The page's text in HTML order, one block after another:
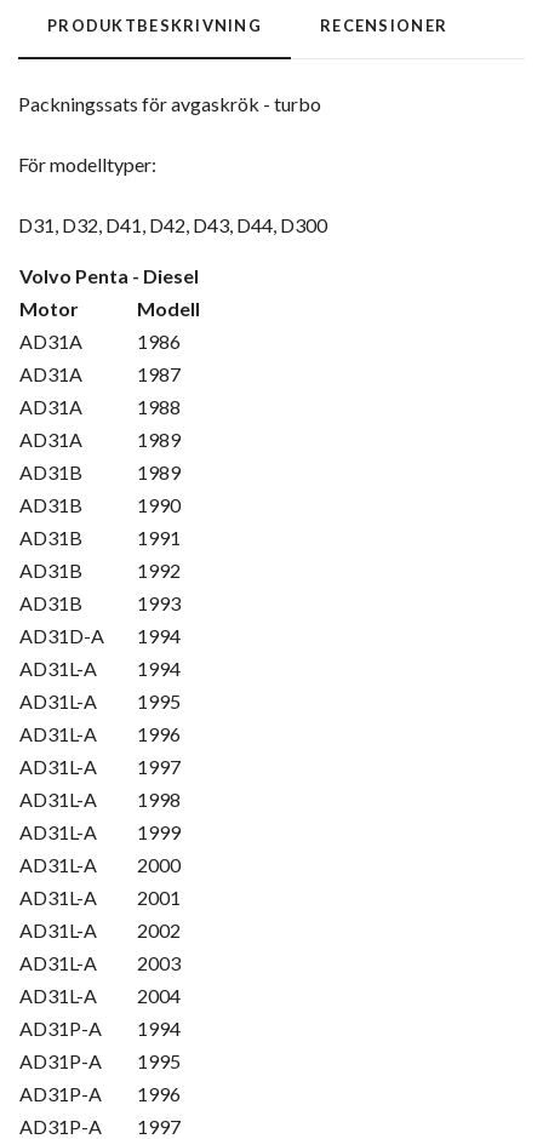
PRODUKTBESKRIVNING RECENSIONER
Packningssats för avgaskrök - turbo
För modelltyper:
D31, D32, D41, D42, D43, D44, D300
Volvo Penta - Diesel
Motor
Modell
AD31A
1986
AD31A
1987
AD31A
1988
AD31A
1989
AD31B
1989
AD31B
1990
AD31B
1991
AD31B
1992
AD31B
1993
AD31D-A
1994
AD31L-A
1994
AD31L-A
1995
AD31L-A
1996
AD31L-A
1997
AD31L-A
1998
AD31L-A
1999
AD31L-A
2000
AD31L-A
2001
AD31L-A
2002
AD31L-A
2003
AD31L-A
2004
AD31P-A
1994
AD31P-A
1995
AD31P-A
1996
AD31P-A
1997